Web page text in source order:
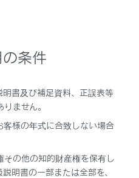
で、交差点対向車注意喚
安全なドライブを支援しま
条件
書及び補足資料、正誤表等
ません。
様の年式に合致しない場合
の他の知的財産権を保有し
明書の一部または全部を、